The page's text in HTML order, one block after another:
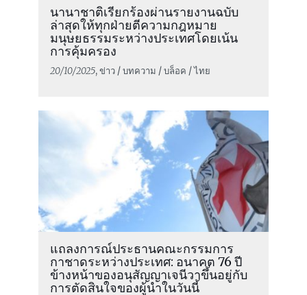
นานาชาติเรียกร้องผ่านรายงานฉบับ
ล่าสุดให้ทุกฝ่ายตีความกฎหมาย
มนุษยธรรมระหว่างประเทศโดยเน้น
การคุ้มครอง
20/10/2025, ข่าว / บทความ / บล็อค / ไทย
แถลงการณ์ประธานคณะกรรมการ
กาชาดระหว่างประเทศ: อนาคต 76 ปี
ข้างหน้าของอนุสัญญาเจนีวาขึ้นอยู่กับ
การตัดสินใจของผู้นำในวันนี้